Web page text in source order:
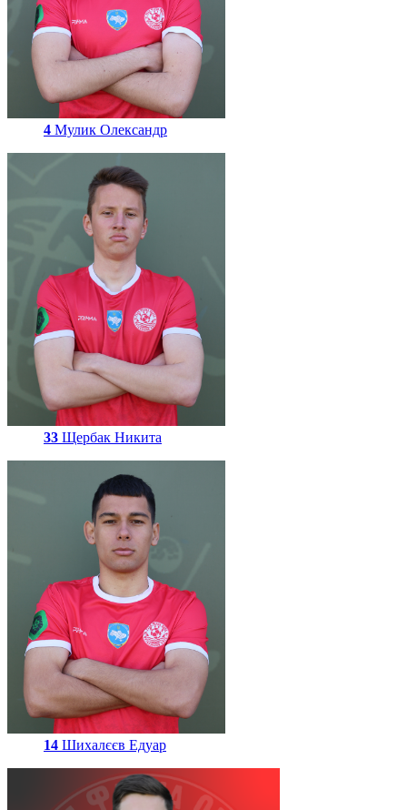
4 Мулик Олександр
33 Щербак Никита
14 Шихалєєв Едуар